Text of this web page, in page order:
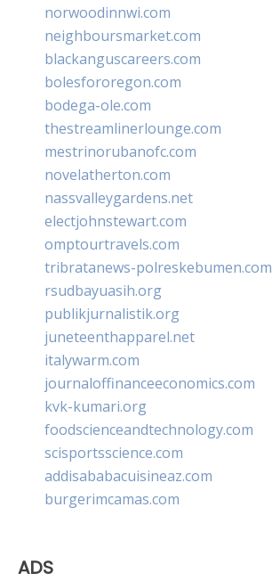
norwoodinnwi.com
neighboursmarket.com
blackanguscareers.com
bolesfororegon.com
bodega-ole.com
thestreamlinerlounge.com
mestrinorubanofc.com
novelatherton.com
nassvalleygardens.net
electjohnstewart.com
omptourtravels.com
tribratanews-polreskebumen.com
rsudbayuasih.org
publikjurnalistik.org
juneteenthapparel.net
italywarm.com
journaloffinanceeconomics.com
kvk-kumari.org
foodscienceandtechnology.com
scisportsscience.com
addisababacuisineaz.com
burgerimcamas.com
ADS